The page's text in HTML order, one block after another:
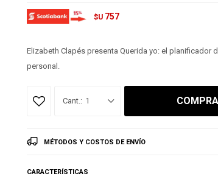
$U 757
Elizabeth Clapés presenta Querida yo: el planificador
personal.
1
MÉTODOS Y COSTOS DE ENVÍO
CARACTERÍSTICAS